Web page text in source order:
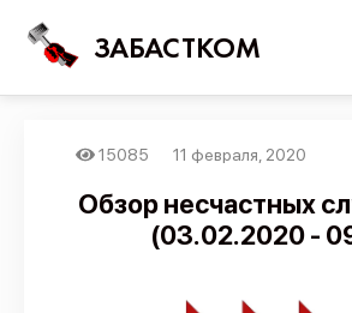
ЗАБАСТКОМ
Поиск
15085 11 февраля, 2020
Обзор несчастных
(03.02.2020 -